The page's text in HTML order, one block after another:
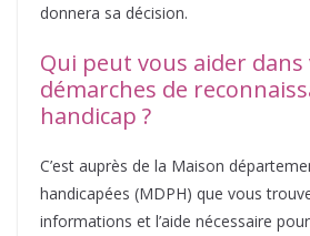
donnera sa décision.
Qui peut vous aider dans
démarches de
handicap ?
C’est auprès de la Maison
handicapées (MDPH) que vous
informations et l’aide nécessaire